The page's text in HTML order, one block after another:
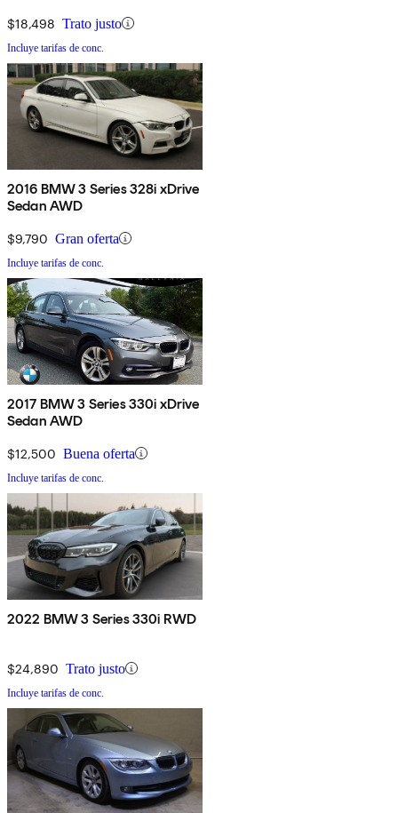
$18,498 Trato justo
Incluye tarifas de conc.
2016 BMW 3 Series 328i xDrive
Sedan AWD
$9,790 Gran oferta
Incluye tarifas de conc.
2017 BMW 3 Series 330i xDrive
Sedan AWD
$12,500 Buena oferta
Incluye tarifas de conc.
2022 BMW 3 Series 330i RWD
$24,890 Trato justo
Incluye tarifas de conc.